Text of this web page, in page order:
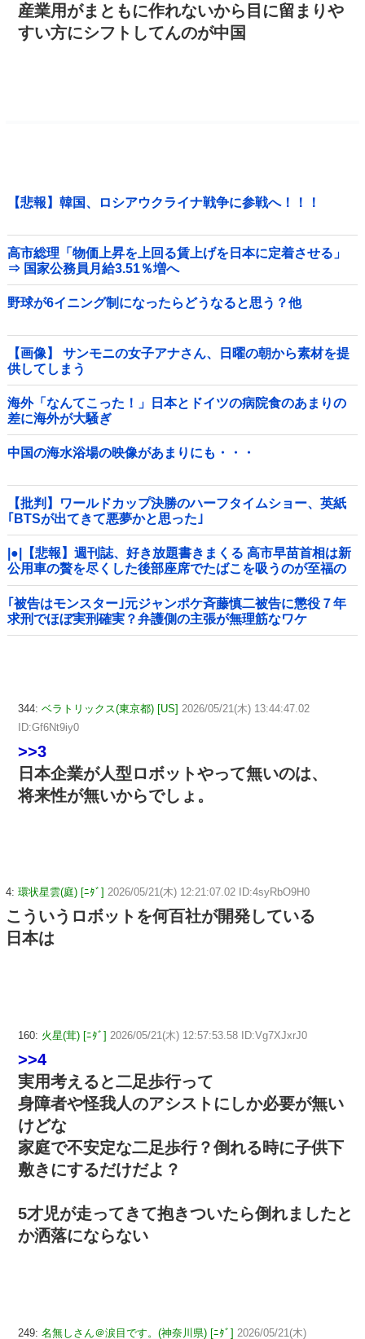
産業用がまともに作れないから目に留まりや
すい方にシフトしてんのが中国
【悲報】韓国、ロシアウクライナ戦争に参戦へ！！！
高市総理「物価上昇を上回る賃上げを日本に定着させる」
⇒ 国家公務員月給3.51％増へ
野球が6イニング制になったらどうなると思う？他
【画像】 サンモニの女子アナさん、日曜の朝から素材を提
供してしまう
海外「なんてこった！」日本とドイツの病院食のあまりの
差に海外が大騒ぎ
中国の海水浴場の映像があまりにも・・・
【批判】ワールドカップ決勝のハーフタイムショー、英紙
｢BTSが出てきて悪夢かと思った｣
|●|【悲報】週刊誌、好き放題書きまくる 高市早苗首相は新
公用車の贅を尽くした後部座席でたばこを吸うのが至福の
時間「どんどん延びる乗車時間」
｢被告はモンスター｣元ジャンポケ斉藤慎二被告に懲役７年
求刑でほぼ実刑確実？弁護側の主張が無理筋なワケ
344: ベラトリックス(東京都) [US] 2026/05/21(木) 13:44:47.02
ID:Gf6Nt9iy0
>>3
日本企業が人型ロボットやって無いのは、
将来性が無いからでしょ。
4: 環状星雲(庭) [ﾆﾀﾞ] 2026/05/21(木) 12:21:07.02 ID:4syRbO9H0
こういうロボットを何百社が開発している
日本は
160: 火星(茸) [ﾆﾀﾞ] 2026/05/21(木) 12:57:53.58 ID:Vg7XJxrJ0
>>4
実用考えると二足歩行って
身障者や怪我人のアシストにしか必要が無い
けどな
家庭で不安定な二足歩行？倒れる時に子供下
敷きにするだけだよ？
5才児が走ってきて抱きついたら倒れましたと
か洒落にならない
249: 名無しさん＠涙目です。(神奈川県) [ﾆﾀﾞ] 2026/05/21(木)